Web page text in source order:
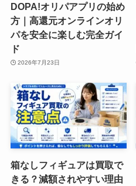
DOPA!オリパアプリの始め
方｜高還元オンラインオリ
パを安全に楽しむ完全ガイ
ド
2026年7月23日
箱なしフィギュアは買取で
きる？減額されやすい理由